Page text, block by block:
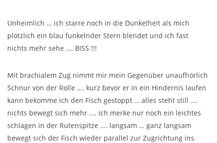
Unheimlich … ich starre noch in die Dunkelheit als mich
plötzlich ein blau funkelnder Stern blendet und ich fast
nichts mehr sehe …. BISS !!!
Mit brachialem Zug nimmt mir mein Gegenüber unaufhörlich
Schnur von der Rolle …. kurz bevor er in ein Hindernis laufen
kann bekomme ich den Fisch gestoppt … alles steht still ….
nichts bewegt sich mehr …. ich merke nur noch ein leichtes
schlagen in der Rutenspitze …. langsam … ganz langsam
bewegt sich der Fisch wieder parallel zur Zugrichtung ins